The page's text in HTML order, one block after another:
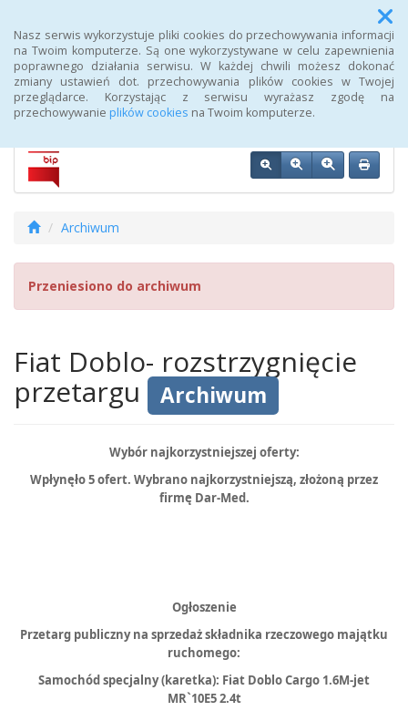
Nasz serwis wykorzystuje pliki cookies do przechowywania informacji
na Twoim komputerze. Są one wykorzystywane w celu zapewnienia
poprawnego działania serwisu. W każdej chwili możesz dokonać
zmiany ustawień dot. przechowywania plików cookies w Twojej
przeglądarce. Korzystając z serwisu wyrażasz zgodę na
przechowywanie plików cookies na Twoim komputerze.
Menu
Biuletyn Informacji Publicznej 107 Szpitala Wojskowego z
Przychodnią SPZOZ w Wałczu
Archiwum
Przeniesiono do archiwum
Fiat Doblo- rozstrzygnięcie
przetargu
Archiwum
Wybór najkorzystniejszej oferty:
Wpłynęło 5 ofert. Wybrano najkorzystniejszą, złożoną przez
firmę Dar-Med.
Ogłoszenie
Przetarg publiczny na sprzedaż składnika rzeczowego majątku
ruchomego:
Samochód specjalny (karetka): Fiat Doblo Cargo 1.6M-jet
MR`10E5 2.4t